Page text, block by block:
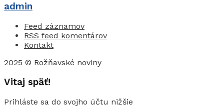
admin
Feed záznamov
RSS feed komentárov
Kontakt
2025 © Rožňavské noviny
Vitaj späť!
Prihláste sa do svojho účtu nižšie